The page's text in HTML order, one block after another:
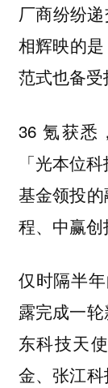
厂商纷纷
相辉映的
范式也备受
36 氪获悉
「光本位
基金领投
程、中赢创
仅时隔半
露完成一
东科技天
金、张江